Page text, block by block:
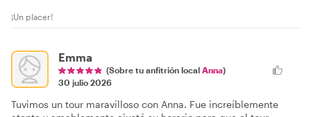
¡Un placer!
Emma
(Sobre tu anfitrión local Anna)
30 julio 2026
Tuvimos un tour maravilloso con Anna. Fue increíblemente